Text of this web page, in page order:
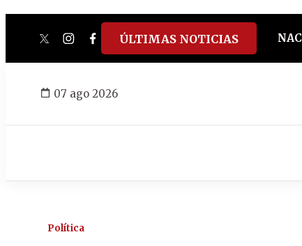
twitterinstagram
facebook
tiktokyoutube
spotify
ÚLTIMAS NOTICIAS
07 ago 2026
Política